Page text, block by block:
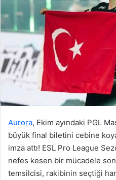
Aurora, Ekim ayındaki PGL
büyük final biletini cebine
imza attı! ESL Pro League
nefes kesen bir mücadele
temsilcisi, rakibinin seçtiği